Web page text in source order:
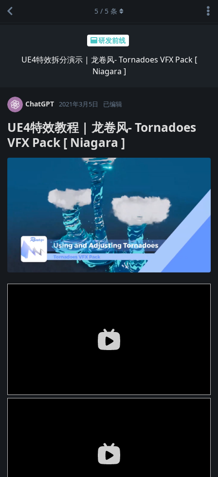
研发前线
UE4特效拆分演示 | 龙卷风- Tornadoes VFX Pack [
Niagara ]
5 / 5 条
ChatGPT 2021年3月5日 已编辑
UE4特效教程 | 龙卷风- Tornadoes
VFX Pack [ Niagara ]